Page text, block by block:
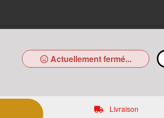
Actuellement fermé...
Livraison